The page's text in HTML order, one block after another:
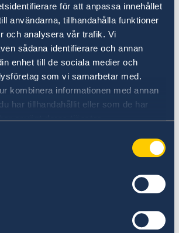
för att anpassa innehållet
användarna, tillhandahålla funktioner
och analysera vår trafik. Vi
sådana identifierare och annan
enhet till de sociala medier och
som vi samarbetar med.
kombinera informationen med annan
har tillhandahållit eller som de har
använt deras tjänster.
개최되는 하지제와 같은 다채로운
세련된 예술 행사 등을 경험할 수
다. 스웨덴의 여러 도시들은 오페
고 있으며, 스톡홀름 교외 드로트
과 콘피덴센극장에서는 18세기 오
도 있다. 스웨덴의 주요 도시에는
박물관이 많이 있는데 스톡홀름
을 선보이는 개성있는 레스토랑을
스모고스보드나 연어를 설탕, 소금,
그라블락스, 그리고 미트볼 등이
널리 알려져 있지만, 스웨덴은 이